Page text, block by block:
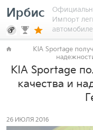
Ирбис
Импорт
KIA Sportage
KIA Sportage
качества и
26 ИЮЛЯ 2016